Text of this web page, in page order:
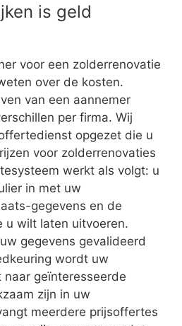
is geld
voor een zolderrenovatie
over de kosten.
van een aannemer
per firma. Wij
opgezet die u
voor zolderrenovaties
werkt als volgt: u
in met uw
gegevens en de
u wilt laten uitvoeren.
gegevens gevalideerd
wordt uw
geïnteresseerde
zijn in uw
meerdere prijsoffertes